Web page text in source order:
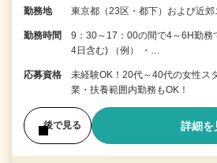
勤務地 東京都（23区・都下）および近
勤務時間
9：30～17：00の間で4～6H勤
4日含む) （例） ・…
応募資格
未経験OK！20代～40代の女性ス
業・扶養範囲内勤務もOK！
後で見る 詳細を